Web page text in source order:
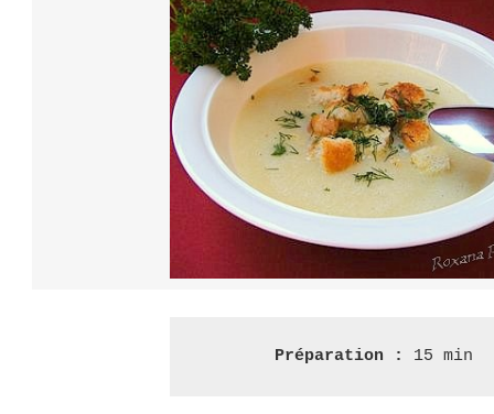
DE
TERRE
RUSSE
–
СУП-
ПЮРЕ
ИЗ
Préparation : 15 min